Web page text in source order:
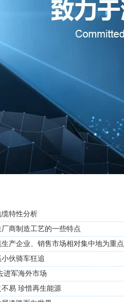
特性分析
商制造工艺的一些特点
产企业、销售市场相对集中地为重点
伙骑车狂追
进军海外市场
易 珍惜再生能源